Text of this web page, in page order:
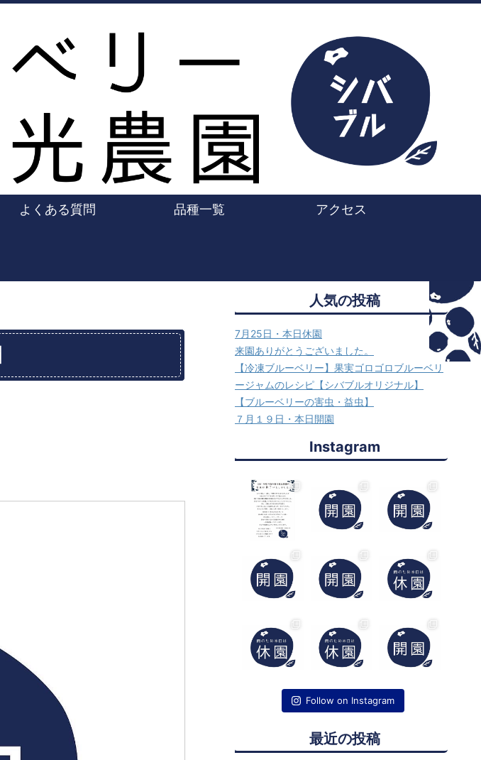
よくある質問 品種一覧 アクセス
人気の投稿
7月25日・本日休園
来園ありがとうございました。
【冷凍ブルーベリー】果実ゴロゴロブルーベリ
ージャムのレシピ【シバブルオリジナル】
【ブルーベリーの害虫・益虫】
７月１９日・本日開園
Instagram
Follow on Instagram
最近の投稿